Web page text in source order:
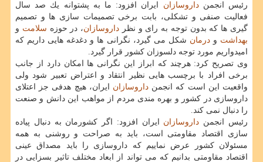
رئیس انجمنداروسازان ایران افزود: ما به پشتوانه یك صد سال
فعالیت صنفی و تشكلی، بابت برخی تصمیمات سازی ها و تصمیم
گیری ها كه بدون توجه به رای و نظر داروسازان، در حوزه سلامت و
بهداشت ودرمان شكل می گیرد، نگرانی ها و دغدغه هایی داریم كه
امیدواریم مورد توجه دلسوزان كشور قرار گیرد.
وی تصریح كرد: هرچند كه ابراز این نگرانی ها امكان دارد از جانب
برخی افراد با برچسب هایی نظیر انتقاد و اعتراض تعبیر شود ولی
واقعیت این است كه انجمن داروسازان ایران، هیچ هدفی جز اعتلای
داروسازی در كشور و بهره مندی مردم از مواهب این دانش و صنعت
را دنبال نمی كند.
رئیس انجمن داروسازان ایران افزود: اگر كشورمان به دنبال پیاده
سازی اقتصاد مقاومتی است، باید به صراحت و روشنی به همه
مسئولان كشور عرض نماییم كه داروسازی را باید مصداق عینی
اقتصاد مقاومتی بدانیم كه می تواند از ابعاد مختلف تاثیر بسزایی در